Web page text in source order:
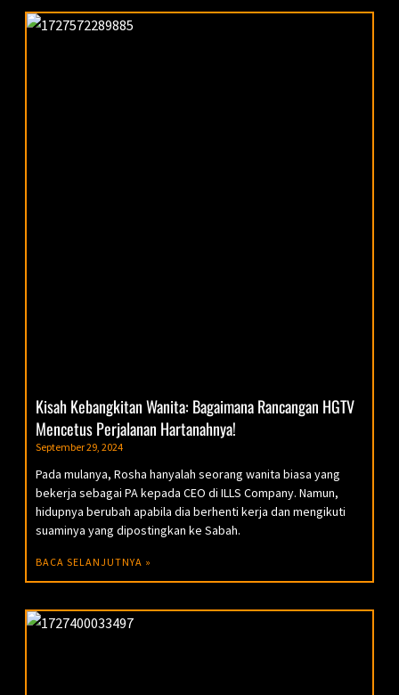
Kisah Kebangkitan Wanita: Bagaimana Rancangan HGTV
Mencetus Perjalanan Hartanahnya!
September 29, 2024
Pada mulanya, Rosha hanyalah seorang wanita biasa yang
bekerja sebagai PA kepada CEO di ILLS Company. Namun,
hidupnya berubah apabila dia berhenti kerja dan mengikuti
suaminya yang dipostingkan ke Sabah.
BACA SELANJUTNYA »